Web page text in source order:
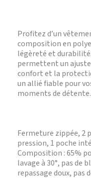
Profitez d’un
composition en
légèreté et
permettent un
confort et la
un allié fiable pour
moments de détente.
Fermeture zippée, 2
pression, 1 poche
Composition : 65%
lavage à 30°, pas de
repassage doux, pas